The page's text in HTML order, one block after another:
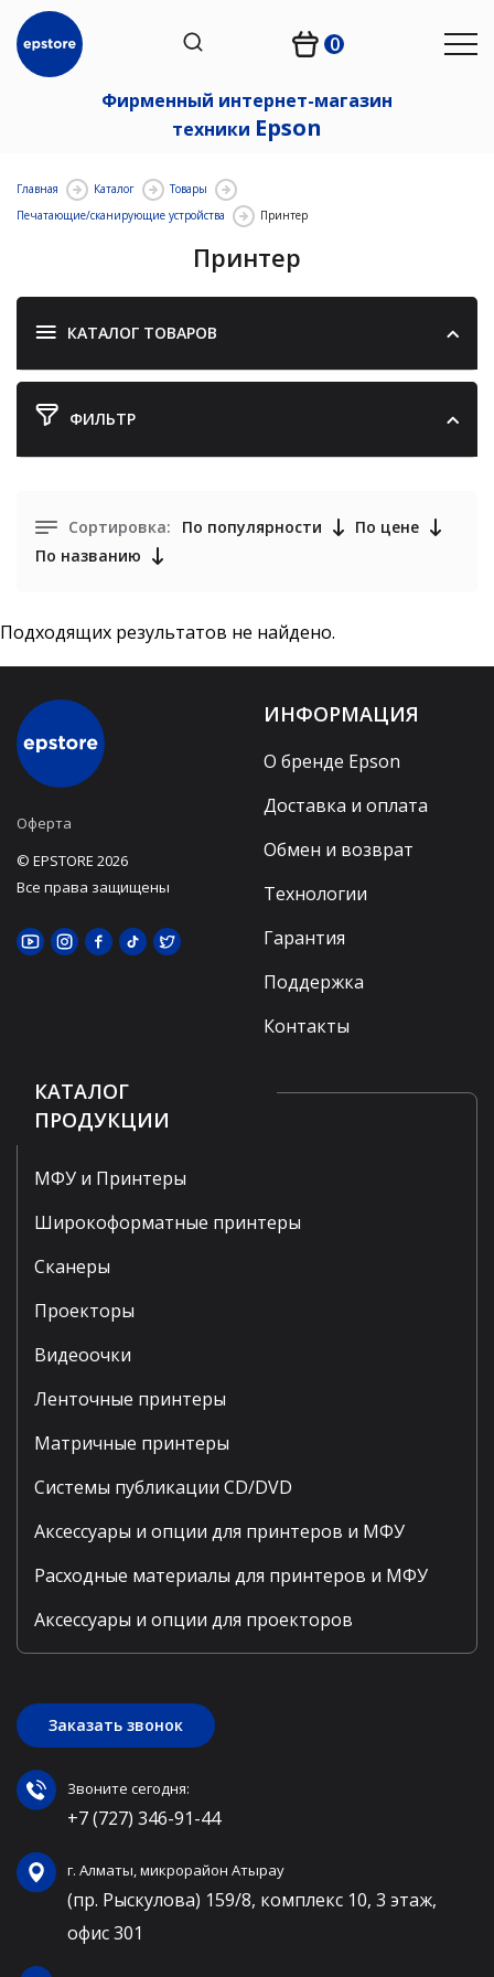
0
Фирменный интернет-магазин
техники Epson
Главная Каталог
Товары
Печатающие/сканирующие устройства
Принтер
Принтер
КАТАЛОГ ТОВАРОВ
ФИЛЬТР
Сортировка: По популярности
По цене
По названию
Подходящих результатов не найдено.
Оферта
© EPSTORE 2026
Все права защищены
ИНФОРМАЦИЯ
О бренде Epson
Доставка и оплата
Обмен и возврат
Технологии
Гарантия
Поддержка
Контакты
КАТАЛОГ
ПРОДУКЦИИ
МФУ и Принтеры
Широкоформатные принтеры
Сканеры
Проекторы
Видеоочки
Ленточные принтеры
Матричные принтеры
Системы публикации CD/DVD
Аксессуары и опции для принтеров и МФУ
Расходные материалы для принтеров и МФУ
Аксессуары и опции для проекторов
Заказать звонок
Звоните сегодня:
+7 (727) 346-91-44
г. Алматы, микрорайон Атырау
(пр. Рыскулова) 159/8, комплекс 10, 3 этаж,
офис 301